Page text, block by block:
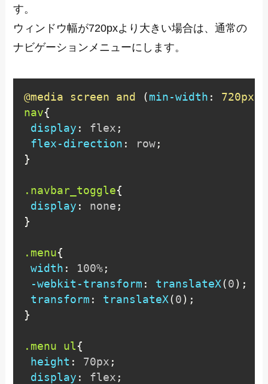
す。
ウィンドウ幅が720pxより大きい場合は、通常の
ナビゲーションメニューにします。
@media screen and (min-width : 720px
nav{
display : flex ;
flex-direction : row;
}
.navbar_toggle{
display : none ;
}
.menu{
width : 100%;
-webkit-transform : translateX(0) ;
transform : translateX(0) ;
}
.menu ul{
height : 70px ;
display : flex ;